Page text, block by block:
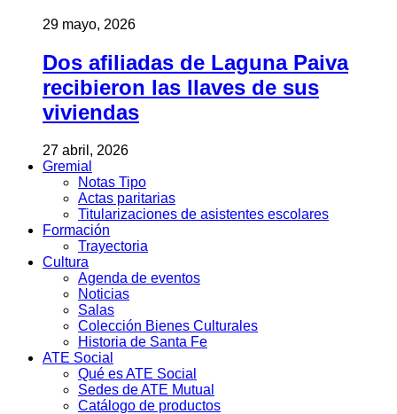
29 mayo, 2026
Dos afiliadas de Laguna Paiva
recibieron las llaves de sus
viviendas
27 abril, 2026
Gremial
Notas Tipo
Actas paritarias
Titularizaciones de asistentes escolares
Formación
Trayectoria
Cultura
Agenda de eventos
Noticias
Salas
Colección Bienes Culturales
Historia de Santa Fe
ATE Social
Qué es ATE Social
Sedes de ATE Mutual
Catálogo de productos